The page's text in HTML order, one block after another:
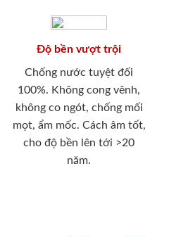
Độ bền vượt trội
Chống nước tuyệt đối
100%. Không cong vênh,
không co ngót, chống mối
mọt, ẩm mốc. Cách âm tốt,
cho độ bền lên tới >20
năm.